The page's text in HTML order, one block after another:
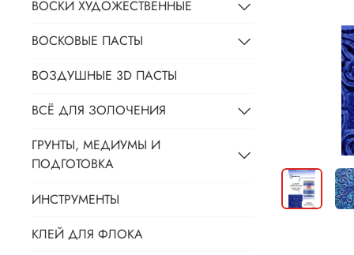
ВОСКИ ХУДОЖЕСТВЕННЫЕ
ВОСКОВЫЕ ПАСТЫ
ВОЗДУШНЫЕ 3D ПАСТЫ
ВСЁ ДЛЯ ЗОЛОЧЕНИЯ
ГРУНТЫ, МЕДИУМЫ И
ПОДГОТОВКА
ИНСТРУМЕНТЫ
КЛЕЙ ДЛЯ ФЛОКА